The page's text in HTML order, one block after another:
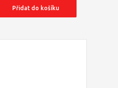
Přidat do košíku